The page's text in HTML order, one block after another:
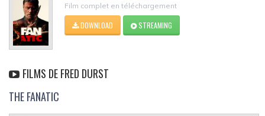
Film complet en téléchargement
DOWNLOAD STREAMING
FILMS DE FRED DURST
THE FANATIC